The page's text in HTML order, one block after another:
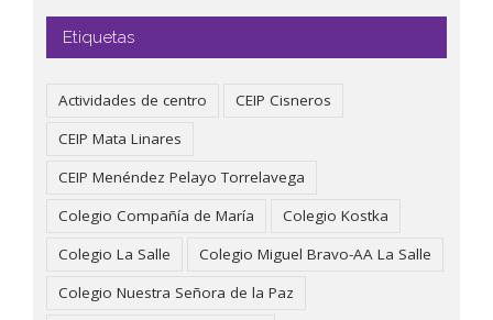
Etiquetas
Actividades de centro
CEIP Cisneros
CEIP Mata Linares
CEIP Menéndez Pelayo Torrelavega
Colegio Compañía de María
Colegio Kostka
Colegio La Salle
Colegio Miguel Bravo-AA La Salle
Colegio Nuestra Señora de la Paz